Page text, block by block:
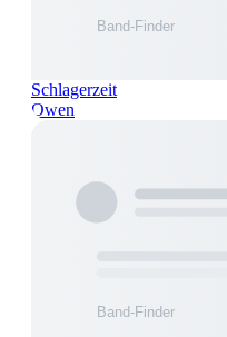
Schlagerzeit
Owen